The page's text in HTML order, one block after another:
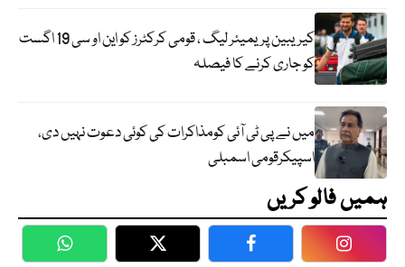
کیریبین پریمیئر لیگ ، قومی کرکٹرز کو این او سی 19 اگست
کو جاری کرنے کا فیصلہ
میں نے پی ٹی آئی کومذاکرات کی کوئی دعوت نہیں دی،
اسپیکرقومی اسمبلی
ہمیں فالو کریں
WhatsApp Twitter Facebook